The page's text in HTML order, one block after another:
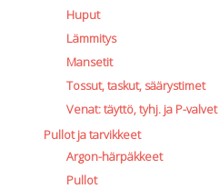
Huput
Lämmitys
Mansetit
Tossut, taskut, säärystimet
Venat: täyttö, tyhj. ja P-valvet
Pullot ja tarvikkeet
Argon-härpäkkeet
Pullot